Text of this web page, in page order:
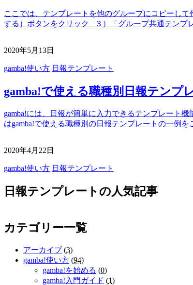
ここでは、テンプレートを他のグループにコピーし
する）ボタンをクリック ３）「グループ共通テンプ
2020年5月13日
gamba!使い方 日報テンプレート
gamba!で使える職種別日報テンプ
gamba!には、日報が簡単に入力できるテンプレート
はgamba!で使える職種別の日報テンプレートの一例
2020年4月22日
gamba!使い方 日報テンプレート
日報テンプレートの人気記事
カテゴリー一覧
アーカイブ (3)
gamba!使い方 (94)
gamba!を始める (0)
gamba!入門ガイド (1)